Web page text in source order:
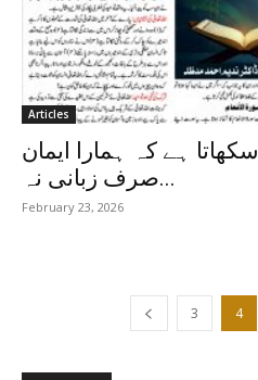
Articles
ہے کہ ہمارا ایمان
صرف زبانی نہ...
February 23, 2026
3 4